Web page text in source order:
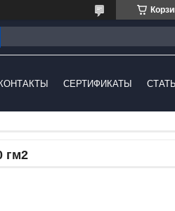
СЕРТИФИКАТЫ
гм2